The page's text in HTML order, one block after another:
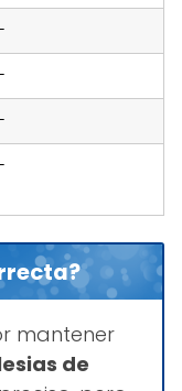
mantener
de